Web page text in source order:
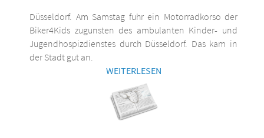
Düsseldorf. Am Samstag fuhr ein Motorradkorso der
Biker4Kids zugunsten des ambulanten Kinder- und
Jugendhospizdienstes durch Düsseldorf. Das kam in
der Stadt gut an.
WEITERLESEN